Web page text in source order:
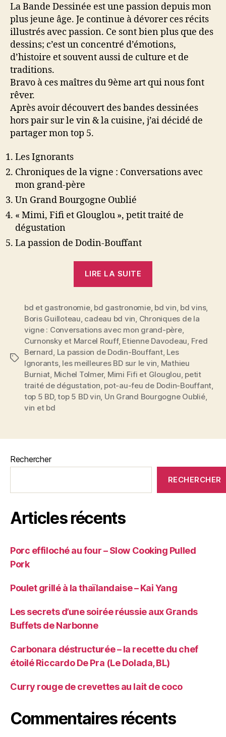
La Bande Dessinée est une passion depuis mon
plus jeune âge. Je continue à dévorer ces récits
illustrés avec passion. Ce sont bien plus que des
dessins; c’est un concentré d’émotions,
d’histoire et souvent aussi de culture et de
traditions.
Bravo à ces maîtres du 9ème art qui nous font
rêver.
Après avoir découvert des bandes dessinées
hors pair sur le vin & la cuisine, j’ai décidé de
partager mon top 5.
Les Ignorants
Chroniques de la vigne : Conversations avec
mon grand-père
Un Grand Bourgogne Oublié
« Mimi, Fifi et Glouglou », petit traité de
dégustation
La passion de Dodin-Bouffant
LIRE LA SUITE
BDs
sur
le
vin
et
la
gastronomie »
Étiquettes
bd et gastronomie, bd gastronomie, bd vin bd vins,
Boris Guilloteau cadeau bd vin Chroniques de la
vigne : Conversations avec mon grand-père,
Curnonsky et Marcel Rouff, Etienne Davodeau Fred
Bernard La passion de Dodin-Bouffant, Les
Ignorants, les meilleures BD sur le vin Mathieu
Burniat Michel Tolmer, Mimi Fifi et Glouglou petit
traité de dégustation pot-au-feu de Dodin-Bouffant
top 5 BD,top 5 BD vin Un Grand Bourgogne Oublié,
vin et bd
Rechercher
RECHERCHER
Articles récents
Porc effiloché au four – Slow Cooking Pulled
Pork
Poulet grillé à la thaïlandaise – Kai Yang
Les secrets d’une soirée réussie aux Grands
Buffets de Narbonne
Carbonara déstructurée – la recette du chef
étoilé Riccardo De Pra (Le Dolada, BL)
Curry rouge de crevettes au lait de coco
Commentaires récents